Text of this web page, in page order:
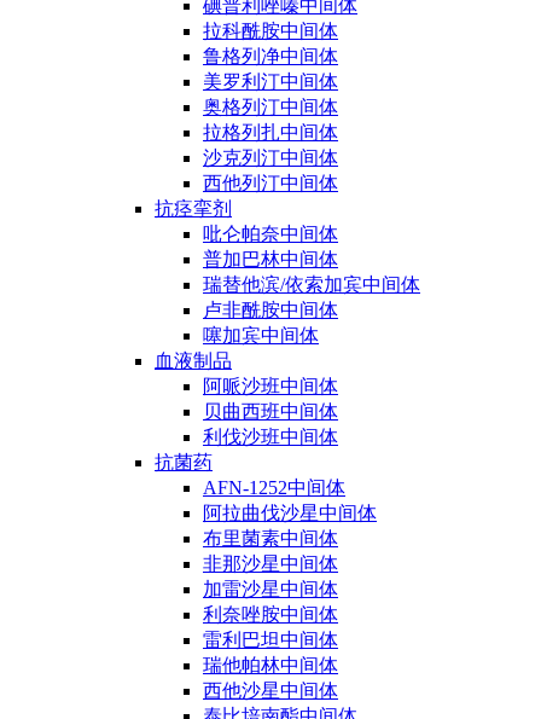
碘普利唑嗪中间体
拉科酰胺中间体
鲁格列净中间体
美罗利汀中间体
奥格列汀中间体
拉格列扎中间体
沙克列汀中间体
西他列汀中间体
抗痉挛剂
吡仑帕奈中间体
普加巴林中间体
瑞替他滨/依索加宾中间体
卢非酰胺中间体
噻加宾中间体
血液制品
阿哌沙班中间体
贝曲西班中间体
利伐沙班中间体
抗菌药
AFN-1252中间体
阿拉曲伐沙星中间体
布里菌素中间体
非那沙星中间体
加雷沙星中间体
利奈唑胺中间体
雷利巴坦中间体
瑞他帕林中间体
西他沙星中间体